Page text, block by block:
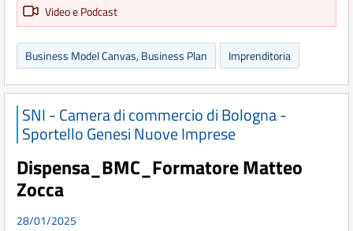
Video e Podcast
Business Model Canvas, Business Plan Imprenditoria
SNI - Camera di commercio di Bologna -
Sportello Genesi Nuove Imprese
Dispensa_BMC_Formatore Matteo
Zocca
28/01/2025